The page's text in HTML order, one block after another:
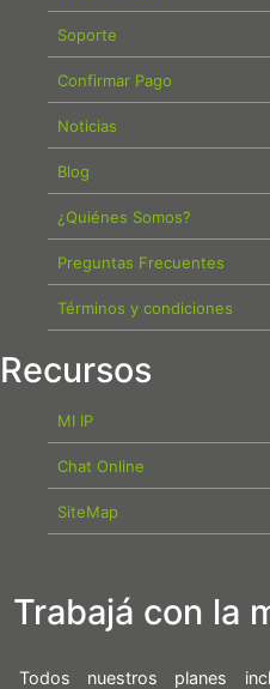
Soporte
Confirmar Pago
Noticias
Blog
¿Quiénes Somos?
Preguntas Frecuentes
Términos y condiciones
Recursos
MI IP
Chat Online
SiteMap
Trabajá con la
Todos nuestros planes